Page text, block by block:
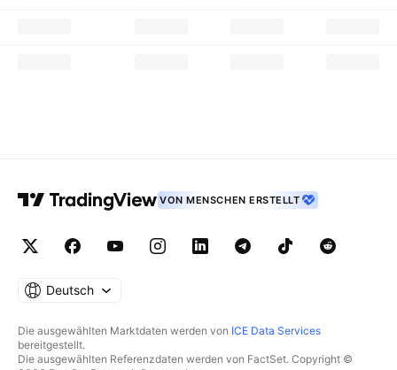
VON MENSCHEN ERSTELLT
Deutsch
Die ausgewählten Marktdaten werden von ICE Data Services
bereitgestellt.
Die ausgewählten Referenzdaten werden von FactSet. Copyright ©